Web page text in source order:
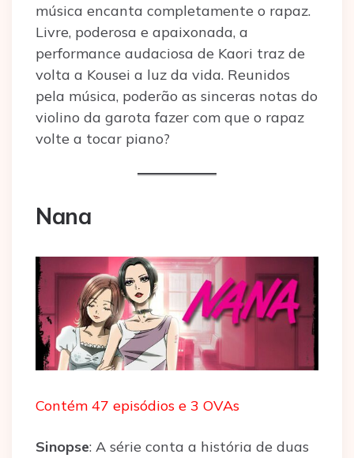
música encanta completamente o rapaz.
Livre, poderosa e apaixonada, a
performance audaciosa de Kaori traz de
volta a Kousei a luz da vida. Reunidos
pela música, poderão as sinceras notas do
violino da garota fazer com que o rapaz
volte a tocar piano?
Nana
Contém 47 episódios e 3 OVAs
Sinopse: A série conta a história de duas